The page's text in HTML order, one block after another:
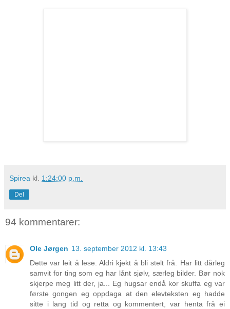
Spirea kl. 1:24:00 p.m.
Del
94 kommentarer:
Ole Jørgen 13. september 2012 kl. 13:43
Dette var leit å lese. Aldri kjekt å bli stelt frå. Har litt dårleg
samvit for ting som eg har lånt sjølv, særleg bilder. Bør nok
skjerpe meg litt der, ja... Eg hugsar endå kor skuffa eg var
første gongen eg oppdaga at den elevteksten eg hadde
sitte i lang tid og retta og kommentert, var henta frå ei